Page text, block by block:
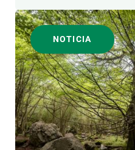
NOTICIA